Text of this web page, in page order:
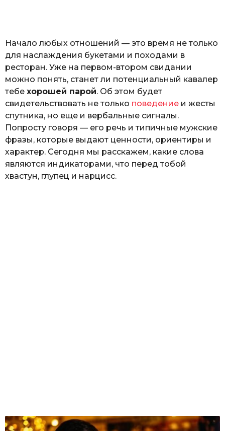
р
к
л
ю
к
Начало любых отношений — это время не только
для наслаждения букетами и походами в
ресторан. Уже на первом-втором свидании
можно понять, станет ли потенциальный кавалер
тебе хорошей парой. Об этом будет
свидетельствовать не только поведение и жесты
спутника, но еще и вербальные сигналы.
Попросту говоря — его речь и типичные мужские
фразы, которые выдают ценности, ориентиры и
характер. Сегодня мы расскажем, какие слова
являются индикаторами, что перед тобой
хвастун, глупец и нарцисс.